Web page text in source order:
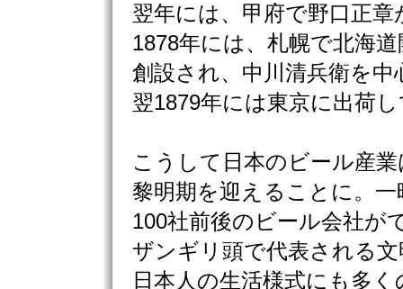
翌年には、甲府で野口正章
1878年には、札幌で北海
創設され、中川清兵衛を中
翌1879年には東京に出荷
こうして日本のビール産業
黎明期を迎えることに。一
100社前後のビール会社が
ザンギリ頭で代表される
日本人の生活様式にも多